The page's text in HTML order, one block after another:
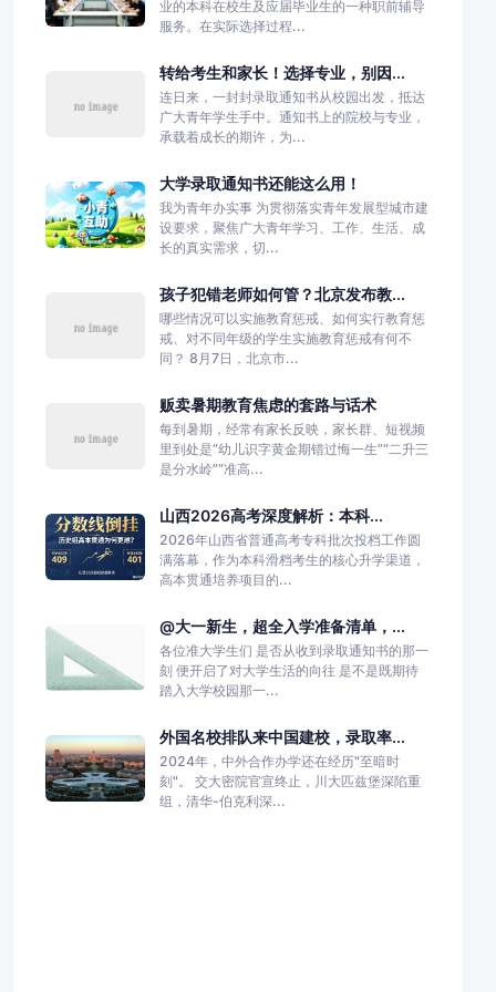
业的本科在校生及应届毕业生的一种职前辅导
服务。在实际选择过程...
转给考生和家长！选择专业，别因...
连日来，一封封录取通知书从校园出发，抵达
广大青年学生手中。通知书上的院校与专业，
承载着成长的期许，为...
大学录取通知书还能这么用！
我为青年办实事 为贯彻落实青年发展型城市建
设要求，聚焦广大青年学习、工作、生活、成
长的真实需求，切...
孩子犯错老师如何管？北京发布教...
哪些情况可以实施教育惩戒、如何实行教育惩
戒、对不同年级的学生实施教育惩戒有何不
同？ 8月7日，北京市...
贩卖暑期教育焦虑的套路与话术
每到暑期，经常有家长反映，家长群、短视频
里到处是“幼儿识字黄金期错过悔一生”“二升三
是分水岭”“准高...
山西2026高考深度解析：本科...
2026年山西省普通高考专科批次投档工作圆
满落幕，作为本科滑档考生的核心升学渠道，
高本贯通培养项目的...
@大一新生，超全入学准备清单，...
各位准大学生们 是否从收到录取通知书的那一
刻 便开启了对大学生活的向往 是不是既期待
踏入大学校园那一...
外国名校排队来中国建校，录取率...
2024年，中外合作办学还在经历"至暗时
刻"。 交大密院官宣终止，川大匹兹堡深陷重
组，清华-伯克利深...